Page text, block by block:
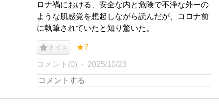
ロナ禍における、安全な内と危険で不浄な外ーの
ような肌感覚を想起しながら読んだが、コロナ前
に執筆されていたと知り驚いた。
ナイス ★7
コメント(0) 2025/10/23